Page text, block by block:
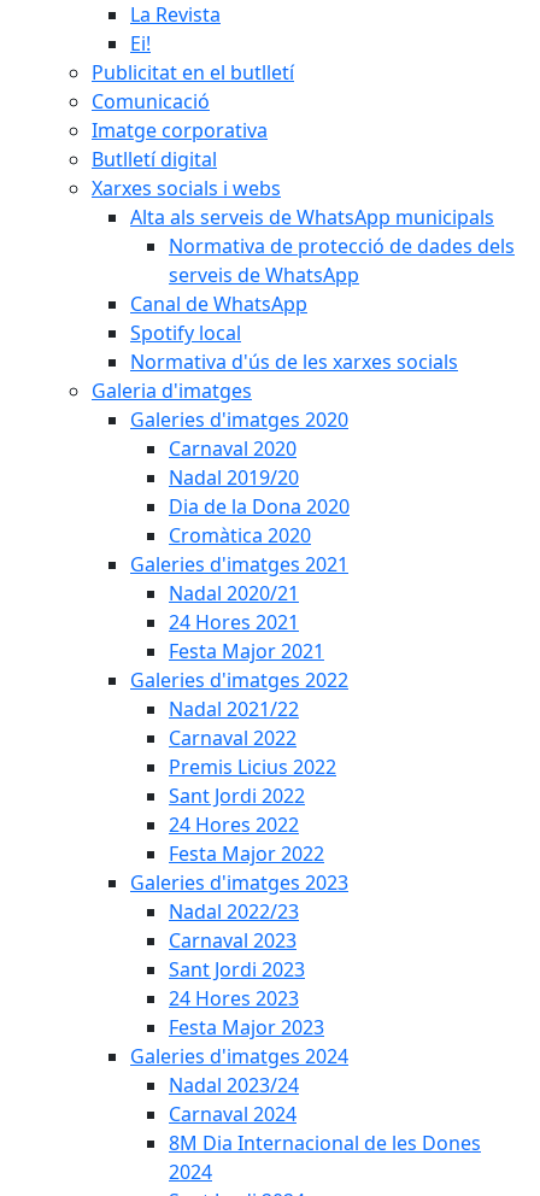
La Revista
Ei!
Publicitat en el butlletí
Comunicació
Imatge corporativa
Butlletí digital
Xarxes socials i webs
Alta als serveis de WhatsApp municipals
Normativa de protecció de dades dels
serveis de WhatsApp
Canal de WhatsApp
Spotify local
Normativa d'ús de les xarxes socials
Galeria d'imatges
Galeries d'imatges 2020
Carnaval 2020
Nadal 2019/20
Dia de la Dona 2020
Cromàtica 2020
Galeries d'imatges 2021
Nadal 2020/21
24 Hores 2021
Festa Major 2021
Galeries d'imatges 2022
Nadal 2021/22
Carnaval 2022
Premis Licius 2022
Sant Jordi 2022
24 Hores 2022
Festa Major 2022
Galeries d'imatges 2023
Nadal 2022/23
Carnaval 2023
Sant Jordi 2023
24 Hores 2023
Festa Major 2023
Galeries d'imatges 2024
Nadal 2023/24
Carnaval 2024
8M Dia Internacional de les Dones
2024